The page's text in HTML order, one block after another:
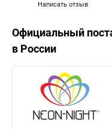
Написать отзыв
Официальный
в России